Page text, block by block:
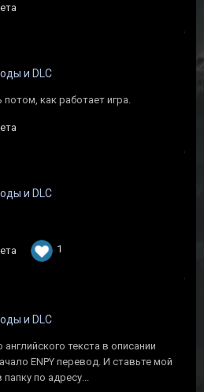
и DLC
как работает игра.
и DLC
1
и DLC
текста в описании
ENPY перевод. И ставьте мой
по адресу...